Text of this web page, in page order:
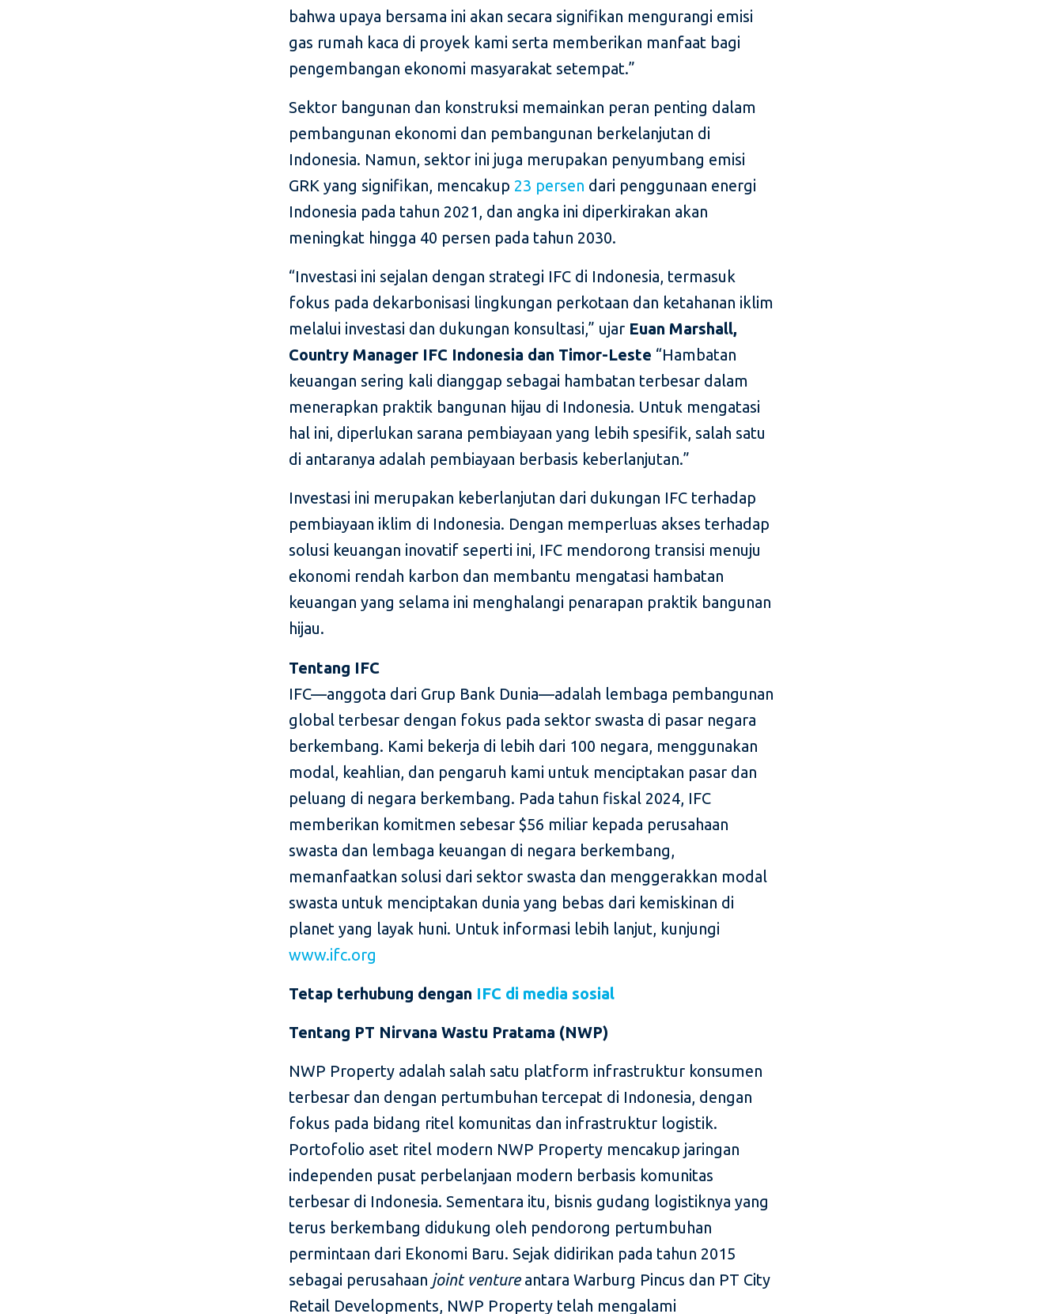
bahwa upaya bersama ini akan secara signifikan mengurangi emisi
gas rumah kaca di proyek kami serta memberikan manfaat bagi
pengembangan ekonomi masyarakat setempat.”
Sektor bangunan dan konstruksi memainkan peran penting dalam
pembangunan ekonomi dan pembangunan berkelanjutan di
Indonesia. Namun, sektor ini juga merupakan penyumbang emisi
GRK yang signifikan, mencakup 23 persen dari penggunaan energi
Indonesia pada tahun 2021, dan angka ini diperkirakan akan
meningkat hingga 40 persen pada tahun 2030.
“Investasi ini sejalan dengan strategi IFC di Indonesia, termasuk
fokus pada dekarbonisasi lingkungan perkotaan dan ketahanan iklim
melalui investasi dan dukungan konsultasi,” ujar Euan Marshall,
Country Manager IFC Indonesia dan Timor-Leste “Hambatan
keuangan sering kali dianggap sebagai hambatan terbesar dalam
menerapkan praktik bangunan hijau di Indonesia. Untuk mengatasi
hal ini, diperlukan sarana pembiayaan yang lebih spesifik, salah satu
di antaranya adalah pembiayaan berbasis keberlanjutan.”
Investasi ini merupakan keberlanjutan dari dukungan IFC terhadap
pembiayaan iklim di Indonesia. Dengan memperluas akses terhadap
solusi keuangan inovatif seperti ini, IFC mendorong transisi menuju
ekonomi rendah karbon dan membantu mengatasi hambatan
keuangan yang selama ini menghalangi penarapan praktik bangunan
hijau.
Tentang IFC
IFC—anggota dari Grup Bank Dunia—adalah lembaga pembangunan
global terbesar dengan fokus pada sektor swasta di pasar negara
berkembang. Kami bekerja di lebih dari 100 negara, menggunakan
modal, keahlian, dan pengaruh kami untuk menciptakan pasar dan
peluang di negara berkembang. Pada tahun fiskal 2024, IFC
memberikan komitmen sebesar $56 miliar kepada perusahaan
swasta dan lembaga keuangan di negara berkembang,
memanfaatkan solusi dari sektor swasta dan menggerakkan modal
swasta untuk menciptakan dunia yang bebas dari kemiskinan di
planet yang layak huni. Untuk informasi lebih lanjut, kunjungi
www.ifc.org
Tetap terhubung dengan IFC di media sosial
Tentang PT Nirvana Wastu Pratama (NWP)
NWP Property adalah salah satu platform infrastruktur konsumen
terbesar dan dengan pertumbuhan tercepat di Indonesia, dengan
fokus pada bidang ritel komunitas dan infrastruktur logistik.
Portofolio aset ritel modern NWP Property mencakup jaringan
independen pusat perbelanjaan modern berbasis komunitas
terbesar di Indonesia. Sementara itu, bisnis gudang logistiknya yang
terus berkembang didukung oleh pendorong pertumbuhan
permintaan dari Ekonomi Baru. Sejak didirikan pada tahun 2015
sebagai perusahaan joint ventureantara Warburg Pincus dan PT City
Retail Developments, NWP Property telah mengalami